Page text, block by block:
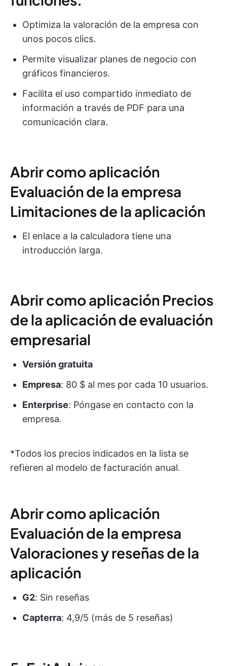
Optimiza la valoración de la empresa con
unos pocos clics.
Permite visualizar planes de negocio con
gráficos financieros.
Facilita el uso compartido inmediato de
información a través de PDF para una
comunicación clara.
Abrir como aplicación
Evaluación de la empresa
Limitaciones de la aplicación
El enlace a la calculadora tiene una
introducción larga.
Abrir como aplicación Precios
de la aplicación de evaluación
empresarial
Versión gratuita
Empresa: 80 $ al mes por cada 10 usuarios.
Enterprise: Póngase en contacto con la
empresa.
*Todos los precios indicados en la lista se
refieren al modelo de facturación anual.
Abrir como aplicación
Evaluación de la empresa
Valoraciones y reseñas de la
aplicación
G2: Sin reseñas
Capterra: 4,9/5 (más de 5 reseñas)